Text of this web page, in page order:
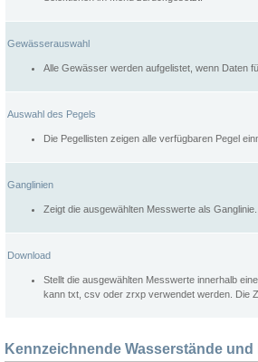
Gewässerauswahl
Alle Gewässer werden aufgelistet, wenn Daten
Auswahl des Pegels
Die Pegellisten zeigen alle verfügbaren Pegel
Ganglinien
Zeigt die ausgewählten Messwerte als
Download
Stellt die ausgewählten Messwerte innerhalb
kann txt, csv oder zrxp verwendet werden. Die
Kennzeichnende Wasserstände